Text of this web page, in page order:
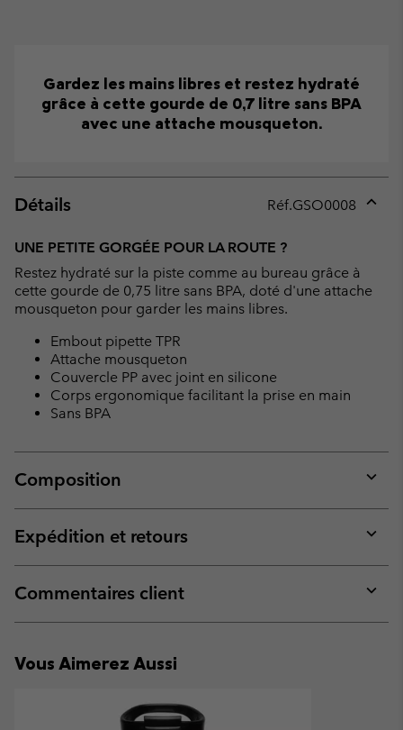
Gardez les mains libres et restez hydraté
grâce à cette gourde de 0,7 litre sans BPA
avec une attache mousqueton.
Détails Réf.GSO0008
UNE PETITE GORGÉE POUR LA ROUTE ?
Restez hydraté sur la piste comme au bureau grâce à
cette gourde de 0,75 litre sans BPA, doté d'une attache
mousqueton pour garder les mains libres.
Embout pipette TPR
Attache mousqueton
Couvercle PP avec joint en silicone
Corps ergonomique facilitant la prise en main
Sans BPA
Composition
or
Expédition et retours
or
Commentaires client
or
Vous Aimerez Aussi